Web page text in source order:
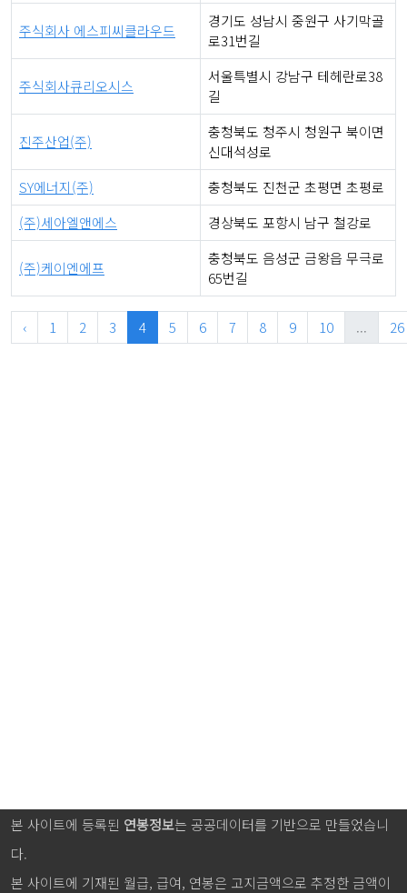
주식회사 에스피씨클라우드
경기도 성남시 중원구 사기막골
로31번길
주식회사큐리오시스
서울특별시 강남구 테헤란로38
길
진주산업(주)
충청북도 청주시 청원구 북이면
신대석성로
SY에너지(주)
충청북도 진천군 초평면 초평로
(주)세아엘앤에스
경상북도 포항시 남구 철강로
(주)케이엔에프
충청북도 음성군 금왕읍 무극로
65번길
‹ 1 2 3 4 5 6 7 8 9 10 ... 26
본 사이트에 등록된 연봉정보는 공공데이터를 기반으로 만들었습니
다.
본 사이트에 기재된 월급, 급여, 연봉은 고지금액으로 추정한 금액이